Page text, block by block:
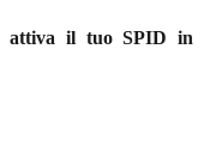
attiva il tuo SPID in